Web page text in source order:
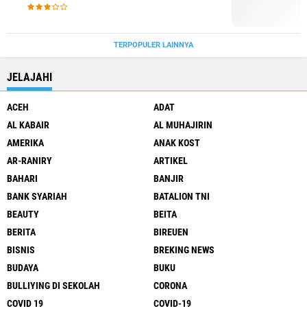
TERPOPULER LAINNYA
JELAJAHI
ACEH
ADAT
AL KABAIR
AL MUHAJIRIN
AMERIKA
ANAK KOST
AR-RANIRY
ARTIKEL
BAHARI
BANJIR
BANK SYARIAH
BATALION TNI
BEAUTY
BEITA
BERITA
BIREUEN
BISNIS
BREKING NEWS
BUDAYA
BUKU
BULLIYING DI SEKOLAH
CORONA
COVID 19
COVID-19